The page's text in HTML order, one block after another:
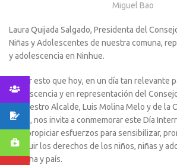
Miguel Bao
Laura Quijada Salgado, Presidenta del
Niñas y Adolescentes de nuestra comuna,
y adolescencia en Ninhue.
Es por esto que hoy, en un día tan relevante
adolescencia y en representación del
de nuestro Alcalde, Luis Molina Melo y de la
Niñez, nos invita a conmemorar este Día
propiciar esfuerzos para sensibilizar,
restituir los derechos de los niños, niñas y
comuna y país.